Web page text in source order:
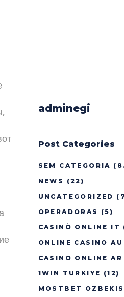
adminegi
Post Categories
SEM CATEGORIA
NEWS
(22)
UNCATEGORIZED
OPERADORAS
(5)
CASINÒ ONLINE IT
ONLINE CASINO AU
CASINO ONLINE AR
1WIN TURKIYE (12)
MOSTBET